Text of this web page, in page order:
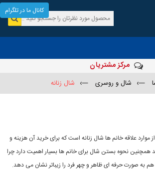
مرکز مشتریان
—› شال و روسری —› شال زنانه
موارد علاقه خانم ها شال زنانه است که برای خرید آن هزینه و
همچنین نحوه بستن شال برای خانم ها بسیار اهمیت دارد چرا
به صورت حرفه ای ظاهر و چهر فرد را زیباتر نشان می دهد.
کانال ما در تلگرام